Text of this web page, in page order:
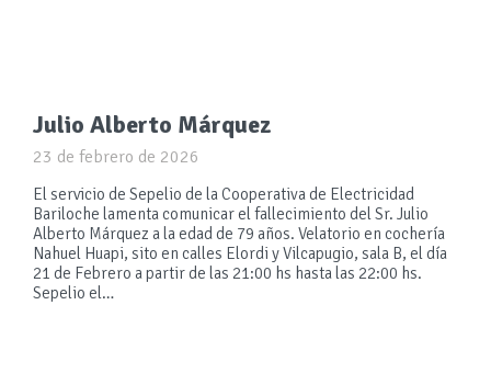
Julio Alberto Márquez
23 de febrero de 2026
El servicio de Sepelio de la Cooperativa de Electricidad
Bariloche lamenta comunicar el fallecimiento del Sr. Julio
Alberto Márquez a la edad de 79 años. Velatorio en cochería
Nahuel Huapi, sito en calles Elordi y Vilcapugio, sala B, el día
21 de Febrero a partir de las 21:00 hs hasta las 22:00 hs.
Sepelio el…